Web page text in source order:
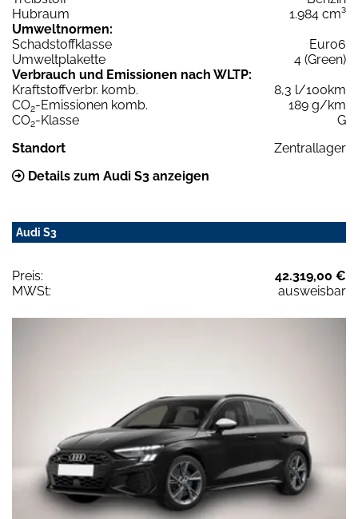
Hubraum
1.984 cm³
Umweltnormen:
Schadstoffklasse
Euro6
Umweltplakette
4 (Green)
Verbrauch und Emissionen nach WLTP:
Kraftstoffverbr. komb.
8,3 l/100km
CO2-Emissionen komb.
189 g/km
CO2-Klasse
G
Standort
Zentrallager
Details zum Audi S3 anzeigen
Audi S3
Preis:
42.319,00 €
MWSt:
ausweisbar